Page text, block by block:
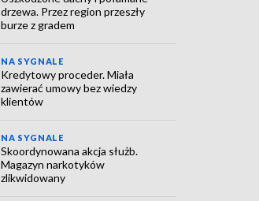
drzewa. Przez region przeszły
burze z gradem
NA SYGNALE
Kredytowy proceder. Miała
zawierać umowy bez wiedzy
klientów
NA SYGNALE
Skoordynowana akcja służb.
Magazyn narkotyków
zlikwidowany